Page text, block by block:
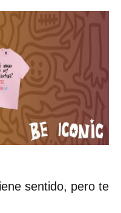
sentido, pero te